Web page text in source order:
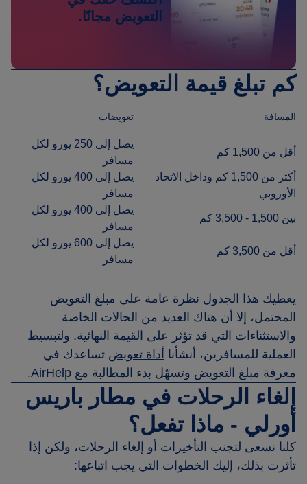
التعويض مجانًا.
كم تبلغ قيمة التعويض؟
المسافة تعويضات
أقل من 1,500 كم
يصل إلى 250 يورو لكل
مسافر
أكثر من 1,500 كم وداخل الاتحاد
الأوروبي
يصل إلى 400 يورو لكل
مسافر
بين 1,500 - 3,500 كم
يصل إلى 400 يورو لكل
مسافر
أقل من 3,500 كم
يصل إلى 600 يورو لكل
مسافر
يعطيك هذا الجدول نظرة عامة على مبلغ التعويض
المحتمل، إلا أن هناك العديد من الحالات الخاصة
والاستثناءات التي قد تؤثر على القيمة النهائية. ولتبسيط
العملية للمسافرين، أنشأنا أداة تعويض تساعدك في
معرفة مبلغ التعويض وتسهّل بدء المطالبة مع AirHelp.
إلغاء الرحلات في مطار باريس
أورلي - ماذا تفعل؟
كلنا نسعى لتجنب التأخيرات أو إلغاء الرحلات، ولكن إذا
تأثرت بذلك، إليك الخطوات التي يجب اتباعها: